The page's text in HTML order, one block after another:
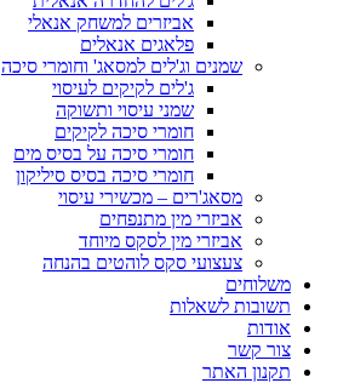
אביזרים למשחק אנאלי
פלאגים אנאלים
שמנים וג'לים למסאג' וחומרי סיכה
ג'לים לקיקים לעיסוי
שמני עיסוי ותשוקה
חומרי סיכה לקיקים
חומרי סיכה על בסיס מים
חומרי סיכה בסיס סיליקון
מסאג'רים – מכשירי עיסוי
אביזרי מין מתנפחים
אביזרי מין לסקס מיוחד
צעצועי סקס לוהטים בהנחה
משלוחים
תשובות לשאלות
אודות
צור קשר
תקנון האתר